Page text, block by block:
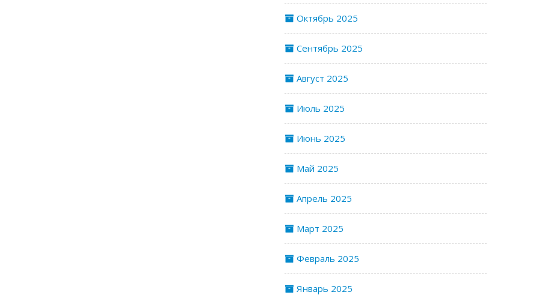
Октябрь 2025
Сентябрь 2025
Август 2025
Июль 2025
Июнь 2025
Май 2025
Апрель 2025
Март 2025
Февраль 2025
Январь 2025